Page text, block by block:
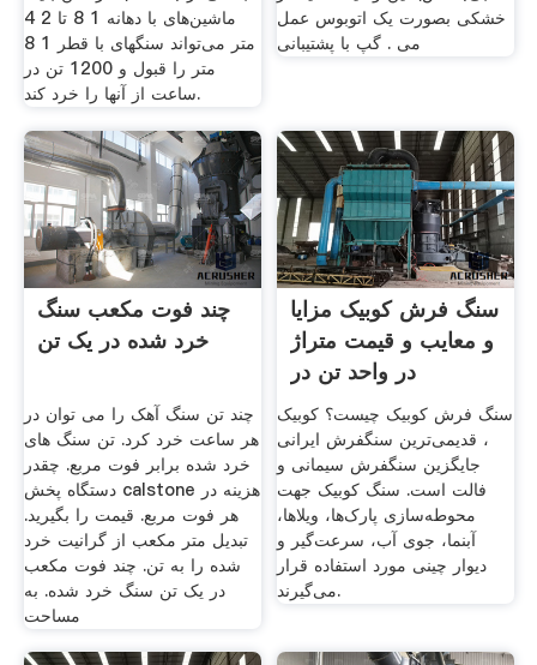
ماشین‌های با دهانه 1 8 تا 2 4
متر می‌تواند سنگهای با قطر 1 8
متر را قبول و 1200 تن در
ساعت از آنها را خرد کند.
خشکی بصورت یک اتوبوس عمل
می . گپ با پشتیبانی
چند فوت مکعب سنگ
خرد شده در یک تن
چند تن سنگ آهک را می توان در
هر ساعت خرد کرد. تن سنگ های
خرد شده برابر فوت مربع. چقدر
دستگاه پخش calstone هزینه در
هر فوت مربع. قیمت را بگیرید.
تبدیل متر مکعب از گرانیت خرد
شده را به تن. چند فوت مکعب
در یک تن سنگ خرد شده. به
مساحت
سنگ فرش کوبیک مزایا
و معایب و قیمت متراژ
در واحد تن در
سنگ فرش کوبیک چیست؟ کوبیک
، قدیمی‌ترین سنگفرش ایرانی
جایگزین سنگفرش سیمانی و
فالت است. سنگ کوبیک جهت
محوطه‌سازی پارک‌ها، ویلاها،
آبنما، جوی آب، سرعت‌گیر و
دیوار چینی مورد استفاده قرار
می‌گیرند.